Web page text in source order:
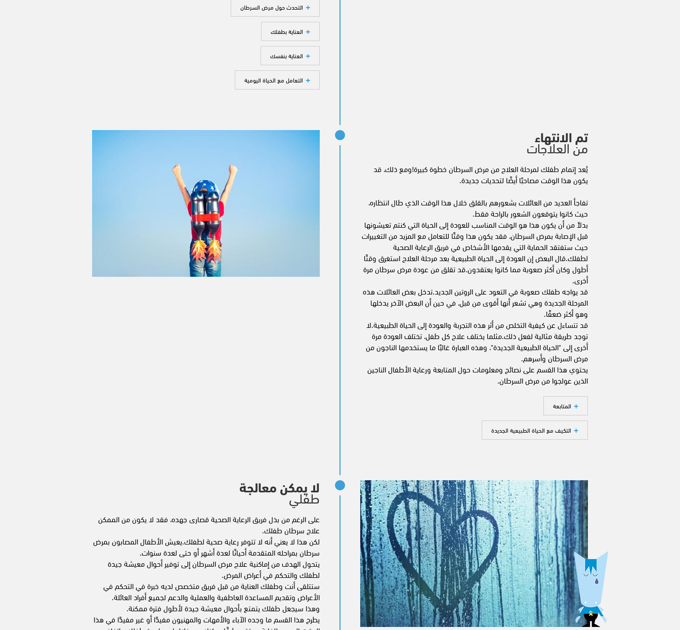
التحدث حول مرض السرطان
العناية بطفلك
العناية بنفسك
التعامل مع الحياة اليومية
تم الانتهاء
من العلاجات
يُعد إتمام طفلك لمرحلة العلاج من مرض السرطان خطوة كبيرة!ومع ذلك، قد
يكون هذا الوقت مصاحبًا أيضًا لتحديات جديدة.
تفاجأ العديد من العائلات بشعورهم بالقلق خلال هذا الوقت الذي طال انتظاره،
حيث كانوا يتوقعون الشعور بالراحة فقط.
بدلاً من أن يكون هذا هو الوقت المناسب للعودة إلى الحياة التي كنتم تعيشونها
قبل الإصابة بمرض السرطان، فقد يكون هذا وقتًا للتعامل مع المزيد من التغييرات
حيث ستفتقد الحماية التي يقدمها الأشخاص في فريق الرعاية الصحية
لطفلك.قال البعض إن العودة إلى الحياة الطبيعية بعد مرحلة العلاج استغرق وقتًا
أطول وكان أكثر صعوبة مما كانوا يعتقدون.قد تقلق من عودة مرض سرطان مرة
أخرى.
قد يواجه طفلك صعوبة في التعود على الروتين الجديد.تدخل بعض العائلات هذه
المرحلة الجديدة وهي تشعر أنها أقوى من قبل، في حين أن البعض الآخر يدخلها
وهو أكثر ضعفًا.
قد تتساءل عن كيفية التخلص من أثر هذه التجربة والعودة إلى الحياة الطبيعية.لا
توجد طريقة مثالية لفعل ذلك.مثلما يختلف علاج كل طفل، تختلف العودة مرة
أخرى إلى "الحياة الطبيعية الجديدة"، وهذه العبارة غالبًا ما يستخدمها الناجون من
مرض السرطان وأسرهم.
يحتوي هذا القسم على نصائح ومعلومات حول المتابعة ورعاية الأطفال الناجين
الذين عولجوا من مرض السرطان.
المتابعة
التكيف مع الحياة الطبيعية الجديدة
لا يمكن معالجة
طفلي
على الرغم من بذل فريق الرعاية الصحية قصارى جهده، فقد لا يكون من الممكن
علاج سرطان طفلك.
لكن هذا لا يعني أنه لا تتوفر رعاية صحية لطفلك.يعيش الأطفال المصابون بمرض
سرطان بمراحله المتقدمة أحيانًا لعدة أشهر أو حتى لعدة سنوات.
يتحول الهدف من إماكنية علاج مرض السرطان إلى توفير أحوال معيشة جيدة
لطفلك والتحكم في أعراض المرض.
ستتلقى أنت وطفلك العناية من قبل فريق متخصص لديه خبرة في التحكم في
الأعراض وتقديم المساعدة العاطفية والعملية والدعم لجميع أفراد العائلة.
وهذا سيجعل طفلك يتمتع بأحوال معيشة جيدة لأطول فترة ممكنة.
يطرح هذا القسم ما وجده الآباء والأمهات والمهنيون مفيدًا أو غير مفيدًا في هذا